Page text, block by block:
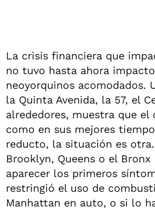
La crisis financiera que
no tuvo hasta ahora
neoyorquinos acomodados.
la Quinta Avenida, la 57, el
alrededores, muestra que el
como en sus mejores
reducto, la situación es otra.
Brooklyn, Queens o el
aparecer los primeros
restringió el uso de
Manhattan en auto, o si lo